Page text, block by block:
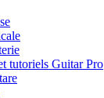
tutoriels Guitar Pro